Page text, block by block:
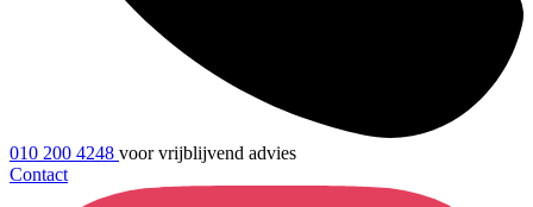
010 200 4248 voor vrijblijvend advies
Contact